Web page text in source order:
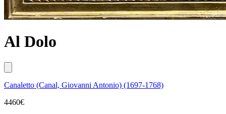
Al Dolo
Canaletto (Canal, Giovanni Antonio) (1697-1768)
4460€